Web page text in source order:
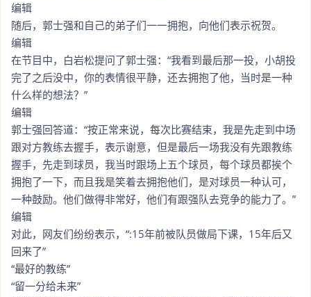
编辑
随后，郭士强和自己的弟子们一一拥抱，向他们表示祝贺。
编辑
在节目中，白岩松提问了郭士强：“我看到最后那一投，小胡投
完了之后没中，你的表情很平静，还去拥抱了他，当时是一种
什么样的想法？”
编辑
郭士强回答道：“按正常来说，每次比赛结束，我是先走到中场
跟对方教练去握手，表示谢意，但是最后一场我没有先跟教练
握手，先走到球员，我当时跟场上五个球员，每个球员都挨个
拥抱了一下，而且我是笑着去拥抱他们，是对球员一种认可，
一种鼓励。他们做得非常好，他们有跟强队去竞争的能力了。”
编辑
对此，网友们纷纷表示，“:15年前被队员做局下课，15年后又
回来了”
“最好的教练”
“留一分给未来”